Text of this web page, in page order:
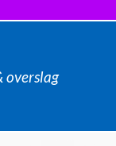
overslag